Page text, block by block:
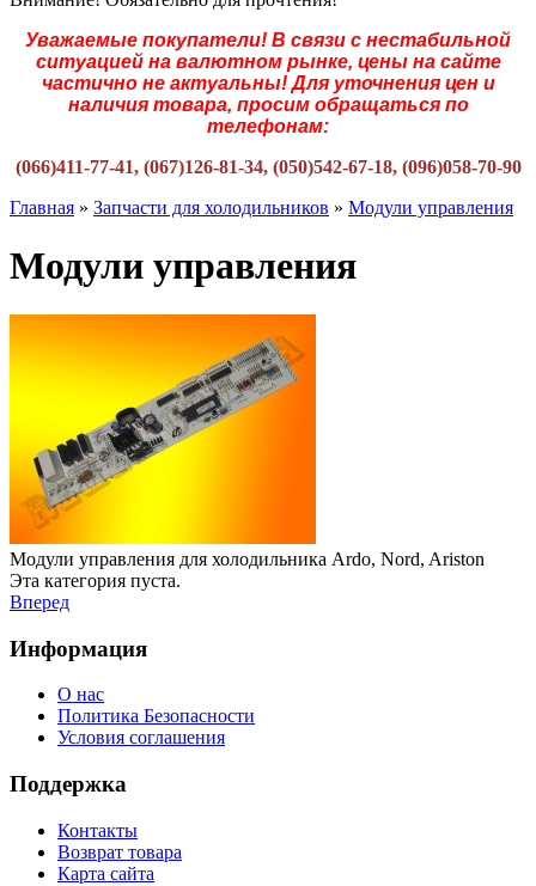
Уважаемые покупатели! В связи с нестабильной
ситуацией на валютном рынке, цены на сайте
частично не актуальны! Для уточнения цен и
наличия товара, просим обращаться по
телефонам:
(066)411-77-41, (067)126-81-34, (050)542-67-18, (096)058-70-90
Главная » Запчасти для холодильников » Модули управления
Модули управления
Модули управления для холодильника Ardo, Nord, Ariston
Эта категория пуста.
Вперед
Информация
О нас
Политика Безопасности
Условия соглашения
Поддержка
Контакты
Возврат товара
Карта сайта